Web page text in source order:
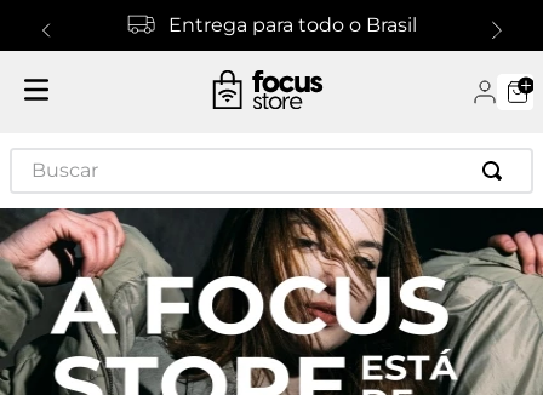
Entrega para todo o Brasil
Buscar